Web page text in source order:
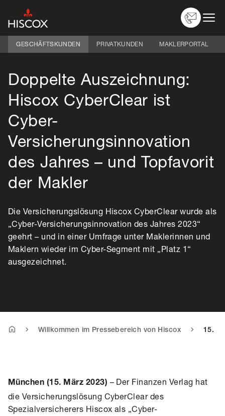
GESCHÄFTSKUNDEN PRIVATKUNDEN MAKLERPORTAL
Versicherungen
Nach Branche
Über Hiscox
Schaden melden
Service
Logins
Doppelte Auszeichnung:
Hiscox CyberClear ist
Cyber-
Versicherungsinnovation
des Jahres – und Topfavorit
der Makler
Die Versicherungslösung Hiscox CyberClear wurde als
„Cyber-Versicherungsinnovation des Jahres 2023“
geehrt – und in einer Umfrage unter Maklerinnen und
Maklern wieder im Cyber-Segment mit „Platz 1“
ausgezeichnet.
Willkommen im Pressebereich von Hiscox 15.
München (15. März 2023) – Der Finanzen Verlag hat
die Versicherungslösung CyberClear des
Spezialversicherers Hiscox als „Cyber-